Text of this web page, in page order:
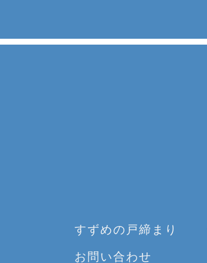
すずめの戸締まり
お問い合わせ